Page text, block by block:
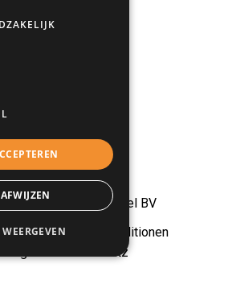
Bedrijfswagens Kessel BV
Bedingungen und Konditionen
zum Datenschutz